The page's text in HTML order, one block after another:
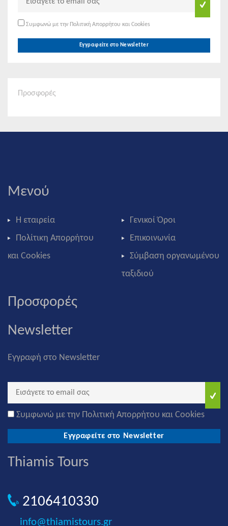
Συμφωνώ με την Πολιτική Απορρήτου και Cookies
Εγγραφείτε στο Newsletter
Προσφορές
Μενού
Η εταιρεία Γενικοί Όροι
Πολίτικη Απορρήτου
και Cookies
Επικοινωνία
Σύμβαση οργανωμένου
ταξιδιού
Προσφορές
Newsletter
Εγγραφή στο Newsletter
Συμφωνώ με την Πολιτική Απορρήτου και Cookies
Εγγραφείτε στο Newsletter
Thiamis Tours
2106410330
info@thiamistours.gr